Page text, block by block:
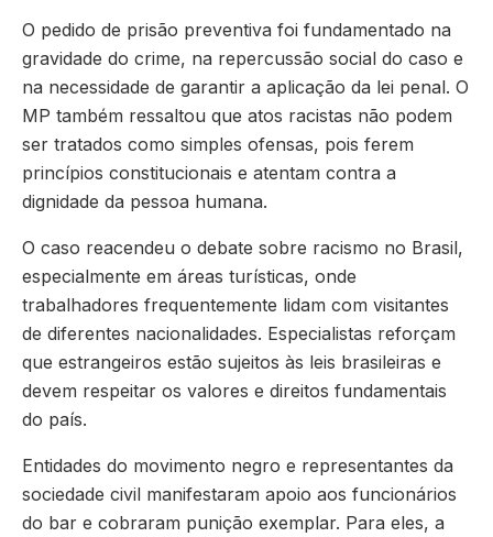
O pedido de prisão preventiva foi fundamentado na
gravidade do crime, na repercussão social do caso e
na necessidade de garantir a aplicação da lei penal. O
MP também ressaltou que atos racistas não podem
ser tratados como simples ofensas, pois ferem
princípios constitucionais e atentam contra a
dignidade da pessoa humana.
O caso reacendeu o debate sobre racismo no Brasil,
especialmente em áreas turísticas, onde
trabalhadores frequentemente lidam com visitantes
de diferentes nacionalidades. Especialistas reforçam
que estrangeiros estão sujeitos às leis brasileiras e
devem respeitar os valores e direitos fundamentais
do país.
Entidades do movimento negro e representantes da
sociedade civil manifestaram apoio aos funcionários
do bar e cobraram punição exemplar. Para eles, a